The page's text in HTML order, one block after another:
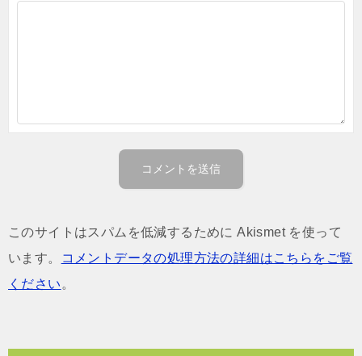
このサイトはスパムを低減するために Akismet を使って
います。
コメントデータの処理方法の詳細はこちらをご覧
ください 。